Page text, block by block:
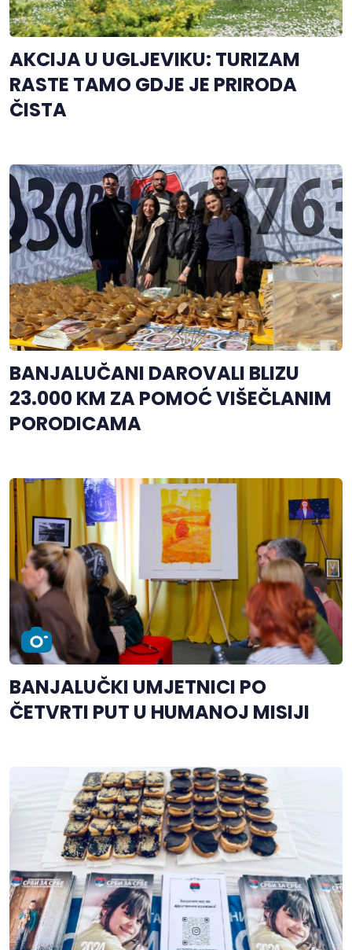
AKCIJA U UGLJEVIKU: TURIZAM
RASTE TAMO GDJE JE PRIRODA
ČISTA
BANJALUČANI DAROVALI BLIZU
23.000 KM ZA POMOĆ VIŠEČLANIM
PORODICAMA
BANJALUČKI UMJETNICI PO
ČETVRTI PUT U HUMANOJ MISIJI